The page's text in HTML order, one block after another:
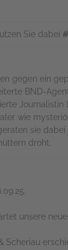
Sie dabei
gegen ein
BND-
Journalistin
wie
sie
droht.
unsere